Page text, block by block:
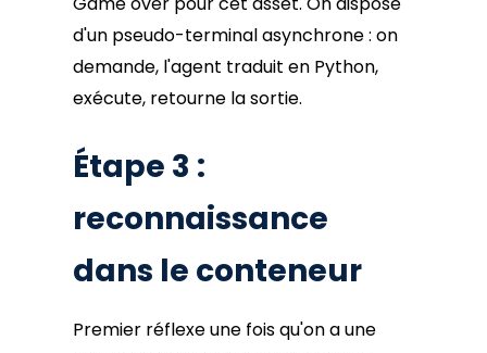
d'un pseudo-terminal asynchrone : on
demande, l'agent traduit en Python,
exécute, retourne la sortie.
Étape 3 :
reconnaissance
dans le conteneur
Premier réflexe une fois qu'on a une